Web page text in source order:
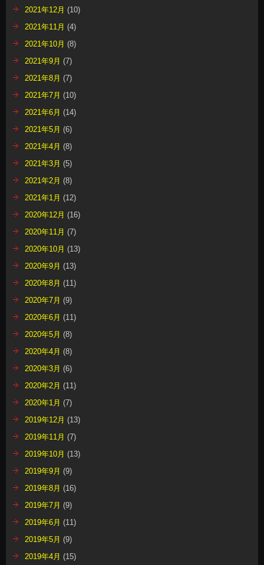
2021年12月 (10)
2021年11月 (4)
2021年10月 (8)
2021年9月 (7)
2021年8月 (7)
2021年7月 (10)
2021年6月 (14)
2021年5月 (6)
2021年4月 (8)
2021年3月 (5)
2021年2月 (8)
2021年1月 (12)
2020年12月 (16)
2020年11月 (7)
2020年10月 (13)
2020年9月 (13)
2020年8月 (11)
2020年7月 (9)
2020年6月 (11)
2020年5月 (8)
2020年4月 (8)
2020年3月 (6)
2020年2月 (11)
2020年1月 (7)
2019年12月 (13)
2019年11月 (7)
2019年10月 (13)
2019年9月 (9)
2019年8月 (16)
2019年7月 (9)
2019年6月 (11)
2019年5月 (9)
2019年4月 (15)